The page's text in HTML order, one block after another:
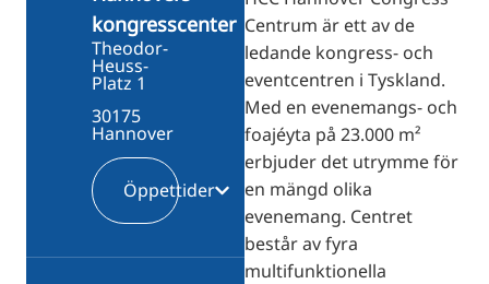
Centrum är ett av de
ledande kongress- och
eventcentren i Tyskland.
Med en evenemangs- och
foajéyta på 23.000 m²
erbjuder det utrymme för
en mängd olika
evenemang. Centret
består av fyra
multifunktionella
kongresscenter
Theodor-
Heuss-
Platz 1
30175
Hannover
Öppettider